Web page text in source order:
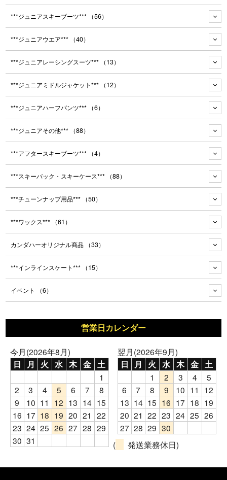
***ジュニアスキーブーツ*** （56）
***ジュニアウエア*** （40）
***ジュニアレーシングスーツ*** （13）
***ジュニアミドルジャケット*** （12）
***ジュニアハーフパンツ*** （6）
***ジュニアその他*** （88）
***アフタースキーブーツ*** （4）
***スキーバック・スキーケース*** （88）
***チューンナップ用品*** （50）
***ワックス*** （61）
カンダハーオリジナル商品 （33）
***インラインスケート*** （15）
イベント （6）
営業日カレンダー
今月(2026年8月)
日 月 火 水 木 金 土
1
2
3 4 5 6 7
8
9
10 11 12 13 14 15
16 17 18 19 20 21 22
23 24 25 26 27 28 29
30 31
翌月(2026年9月)
日 月 火 水 木 金 土
1 2 3 4
5
6
7 8 9 10 11
12
13 14 15 16 17 18 19
20 21 22 23 24 25 26
27 28 29 30
(
発送業務休日)